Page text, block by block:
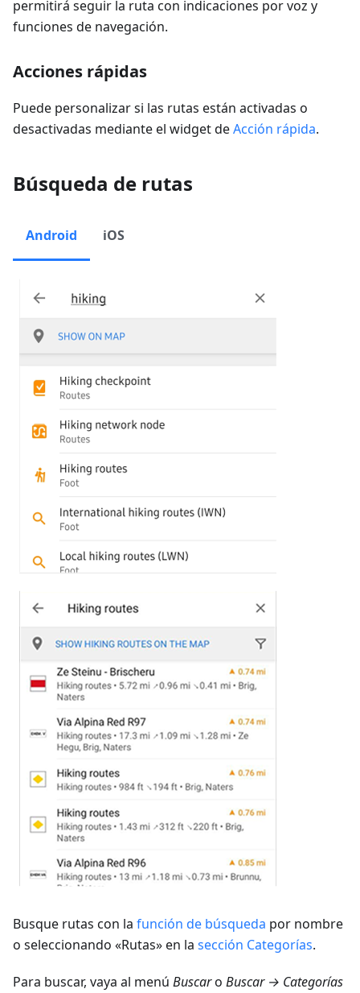
permitirá seguir la ruta con indicaciones por voz y
funciones de navegación.
Acciones rápidas
Puede personalizar si las rutas están activadas o
desactivadas mediante el widget deAcción rápida.
Búsqueda de rutas
Android iOS
Busque rutas con la función de búsqueda por nombre
o seleccionando «Rutas» en la sección Categorías.
Para buscar, vaya al menú Buscaro Buscar → Categorías